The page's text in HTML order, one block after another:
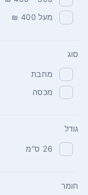
מעל 400 ₪
סוג
מחבת
מכסה
גודל
26 ס"מ
חומר